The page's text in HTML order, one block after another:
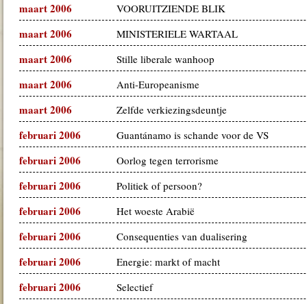
maart 2006 VOORUITZIENDE BLIK
maart 2006 MINISTERIELE WARTAAL
maart 2006 Stille liberale wanhoop
maart 2006 Anti-Europeanisme
maart 2006 Zelfde verkiezingsdeuntje
februari 2006 Guantánamo is schande voor de VS
februari 2006 Oorlog tegen terrorisme
februari 2006 Politiek of persoon?
februari 2006 Het woeste Arabië
februari 2006 Consequenties van dualisering
februari 2006 Energie: markt of macht
februari 2006 Selectief